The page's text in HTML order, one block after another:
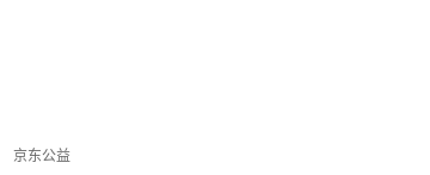
京东公益